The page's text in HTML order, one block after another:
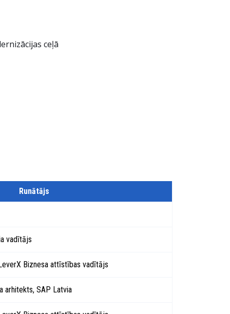
ceļā
Runātājs
vadītājs
Biznesa attīstības vadītājs
arhitekts, SAP Latvia